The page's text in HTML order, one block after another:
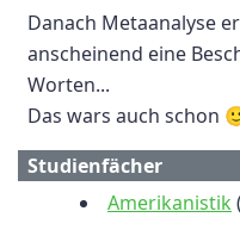
Danach Metaanalyse
anscheinend eine
Worten...
Das wars auch schon
Studienfächer
Amerikanistik